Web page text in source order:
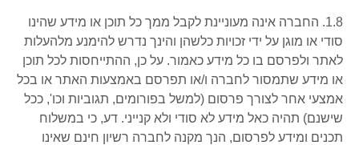
1.8. החברה אינה מעוניינת לקבל ממך כל תוכן או מידע שהינו
סודי או מוגן על ידי זכויות כלשהן והינך נדרש להימנע מלהעלות
לאתר ולפרסם בו כל מידע כאמור. על כן, ההתייחסות לכל תוכן
או מידע שתמסור לחברה ו/או תפרסם באמצעות האתר או בכל
אמצעי אחר לצורך פרסום (למשל בפורומים, תגוביות וכו', ככל
שישנם) תהיה כאל מידע לא סודי ולא קנייני. דע, כי במשלוח
תכנים ומידע לפרסום, הנך מקנה לחברה רשיון חינם שאינו